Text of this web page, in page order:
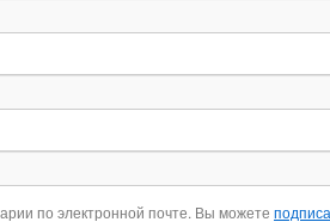
по электронной почте. Вы можете